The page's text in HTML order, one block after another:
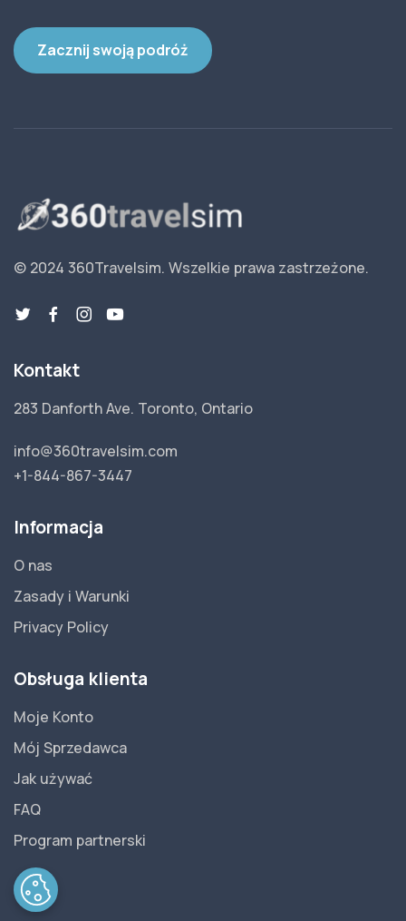
Zacznij swoją podróż
© 2024 360Travelsim. Wszelkie prawa zastrzeżone.
Kontakt
283 Danforth Ave. Toronto, Ontario
info@360travelsim.com
+1-844-867-3447
Informacja
O nas
Zasady i Warunki
Privacy Policy
Obsługa klienta
Moje Konto
Mój Sprzedawca
Jak używać
FAQ
Program partnerski